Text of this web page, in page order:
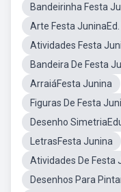
Bandeirinha Festa
Arte Festa JuninaEd.
Atividades Festa
Bandeira De Festa
ArraiáFesta Junina
Figuras De Festa
Desenho
LetrasFesta Junina
Atividades De Festa
Desenhos Para